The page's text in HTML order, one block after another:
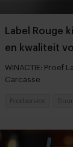
Label Rouge
en kwaliteit
WINACTIE: Proef
Carcasse
Foodservice